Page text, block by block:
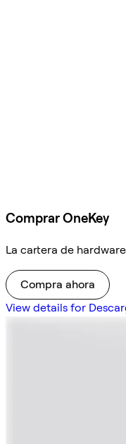
Comprar OneKey
La cartera de
Compra ahora
View details for